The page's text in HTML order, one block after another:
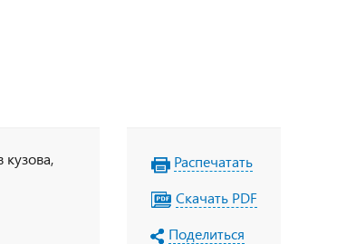
кузова,
Распечатать
Скачать PDF
Поделиться